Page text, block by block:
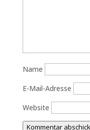
Name
E-Mail-Adresse
Website
Kommentar